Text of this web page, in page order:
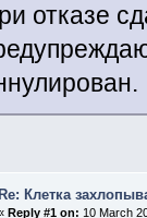
отказе
Клетка
Reply #1 on: 10 March